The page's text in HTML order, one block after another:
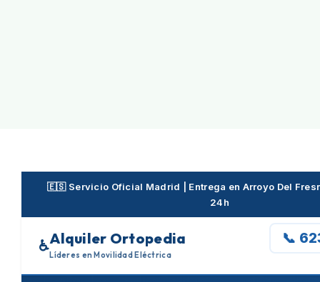
🇪🇸 Servicio Oficial Madrid | Entrega en Arroyo Del
24h
♿Alquiler Ortopedia
Líderes en Movilidad Eléctrica
📞